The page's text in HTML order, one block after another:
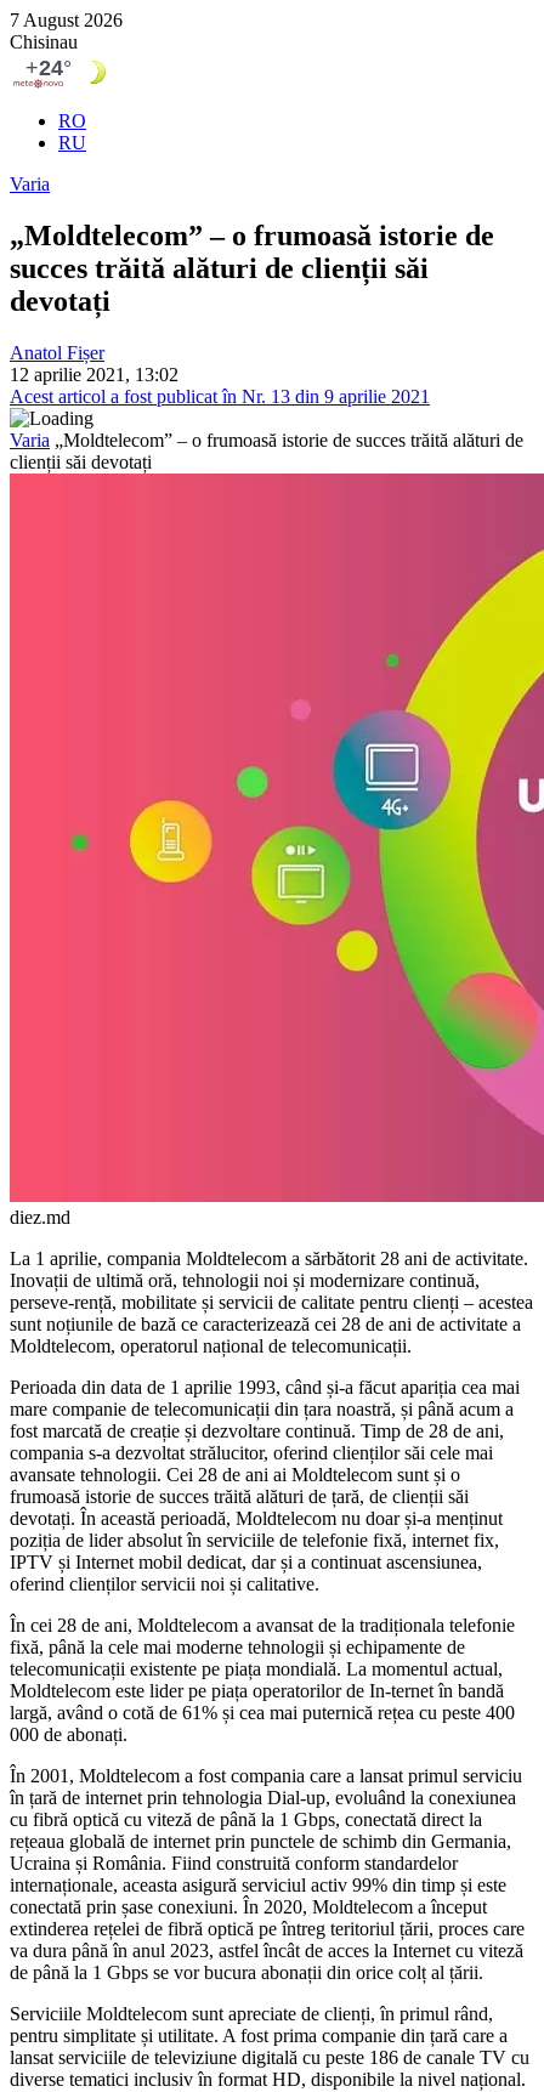
7 August 2026
Chisinau
RO
RU
Varia
„Moldtelecom” – o frumoasă istorie de
succes trăită alături de clienții săi
devotați
Anatol Fișer
12 aprilie 2021, 13:02
Acest articol a fost publicat în Nr. 13 din 9 aprilie 2021
Varia „Moldtelecom” – o frumoasă istorie de succes trăită alături de
clienții săi devotați
diez.md
La 1 aprilie, compania Mol­dtelecom a sărbătorit 28 ani de activitate.
Inovații de ulti­mă oră, tehnologii noi și mo­dernizare continuă,
perseve-rență, mobilitate și servicii de calitate pentru clienți – acestea
sunt noțiunile de bază ce caracterizează cei 28 de ani de activitate a
Mol­dtelecom, operatorul național de telecomunicații.
Perioada din data de 1 apri­lie 1993, când și-a făcut apariția cea mai
mare companie de telecomunicații din țara noastră, și până acum a
fost marcată de creație și dezvoltare continuă. Timp de 28 de ani,
compania s-a dezvoltat strălucitor, oferind clienților săi cele mai
avansate tehnologii. Cei 28 de ani ai Mold­telecom sunt și o
frumoasă istorie de succes trăită alături de țară, de clienții săi
devotați. În această pe­rioadă, Moldtelecom nu doar și-a menținut
poziția de lider absolut în serviciile de telefonie fixă, in­ternet fix,
IPTV și Internet mobil dedicat, dar și a continuat ascen­siunea,
oferind clienților servicii noi și calitative.
În cei 28 de ani, Moldtelecom a avansat de la tradiționala tele­fonie
fixă, până la cele mai mo­derne tehnologii și echipamente de
telecomunicații existente pe piața mondială. La momentul actual,
Moldtelecom este lider pe piața operatorilor de In-ternet în bandă
largă, având o cotă de 61% și cea mai puter­nică rețea cu peste 400
000 de abonați.
În 2001, Moldtelecom a fost compania care a lansat primul serviciu
în țară de internet prin tehnologia Dial-up, evoluând la conexiunea
cu fibră optică cu vi­teză de până la 1 Gbps, conectată direct la
rețeaua globală de inter­net prin punctele de schimb din Germania,
Ucraina și România. Fiind construită conform stan­dardelor
internaționale, aceasta asigură serviciul activ 99% din timp și este
conectată prin șase conexiuni. În 2020, Moldtelecom a început
extinderea rețelei de fibră optică pe întreg teritoriul țării, proces care
va dura până în anul 2023, astfel încât de acces la Internet cu viteză
de până la 1 Gbps se vor bucura abonații din orice colț al țării.
Serviciile Moldtelecom sunt apreciate de clienți, în primul rând,
pentru simplitate și utili­tate. A fost prima companie din țară care a
lansat serviciile de televiziune digitală cu peste 186 de canale TV cu
diverse tematici inclusiv în format HD, disponi­bile la nivel național.